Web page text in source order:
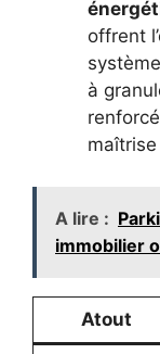
offrent
à
A lire :
immobilier
Atout